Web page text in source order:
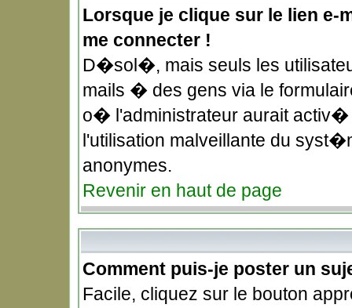
Lorsque je clique sur le lien e-
me connecter !
D�sol�, mais seuls les
mails � des gens via le
o� l'administrateur aurait
l'utilisation malveillante du
anonymes.
Revenir en haut de page
Comment puis-je poster un
Facile, cliquez sur le bouton